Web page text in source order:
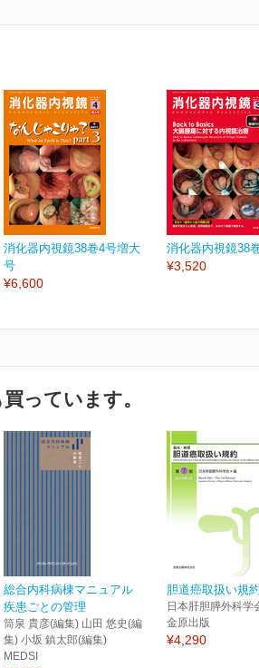
消化器内視鏡38巻4号増大
号
¥6,600
消化器内視鏡38
¥3,520
っています。
総合内科病棟マニュアル
疾患ごとの管理
筒泉 貴彦(編集) 山田 悠史(編
集) 小坂 鎮太郎(編集)
MEDSI
胆道癌取扱い規
日本肝胆膵外科学
金原出版
¥4,290